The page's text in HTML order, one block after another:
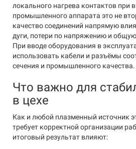
локального нагрева контактов при
промышленного аппарата это не
качество соединений напрямую
дуги, потери по напряжению и
При вводе оборудования в
использовать кабели и разъёмы
сечения и промышленного качества.
Что важно для
в цехе
Как и любой плазменный источник
требует корректной организации
итоговый результат влияют: